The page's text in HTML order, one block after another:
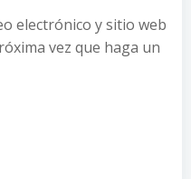
electrónico y sitio web
vez que haga un